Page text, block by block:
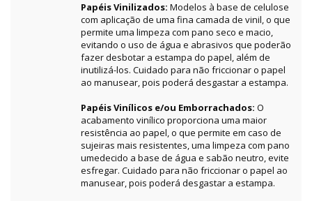
Papéis Vinilizados: Modelos à base de celulose
com aplicação de uma fina camada de vinil, o que
permite uma limpeza com pano seco e macio,
evitando o uso de água e abrasivos que poderão
fazer desbotar a estampa do papel, além de
inutilizá-los. Cuidado para não friccionar o papel
ao manusear, pois poderá desgastar a estampa.
Papéis Vinílicos e/ou Emborrachados: O
acabamento vinílico proporciona uma maior
resistência ao papel, o que permite em caso de
sujeiras mais resistentes, uma limpeza com pano
umedecido a base de água e sabão neutro, evite
esfregar. Cuidado para não friccionar o papel ao
manusear, pois poderá desgastar a estampa.